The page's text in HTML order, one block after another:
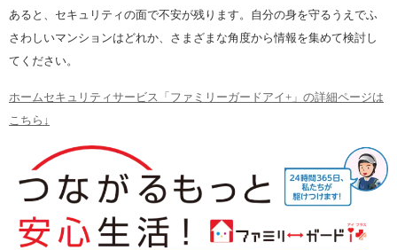
あると、セキュリティの面で不安が残ります。自分の身を守るうえでふ
さわしいマンションはどれか、さまざまな角度から情報を集めて検討し
てください。
ホームセキュリティサービス「ファミリーガードアイ+」の詳細ページは
こちら↓